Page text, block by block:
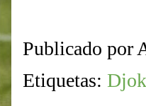
Publicado por
Etiquetas: